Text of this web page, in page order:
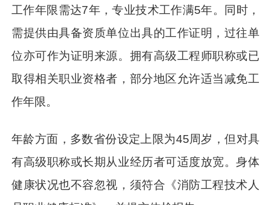
工作年限需达7年，专业技术工作满5年。同时，
需提供由具备资质单位出具的工作证明，过往单
位亦可作为证明来源。拥有高级工程师职称或已
取得相关职业资格者，部分地区允许适当减免工
作年限。
年龄方面，多数省份设定上限为45周岁，但对具
有高级职称或长期从业经历者可适度放宽。身体
健康状况也不容忽视，须符合《消防工程技术人